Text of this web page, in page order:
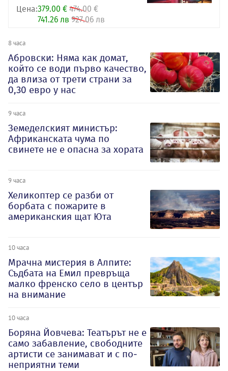
Цена:379.00 € 474.00 €
741.26 лв 927.06 лв
8 часа
Абровски: Няма как домат,
който се води първо качество,
да влиза от трети страни за
0,30 евро у нас
9 часа
Земеделският министър:
Африканската чума по
свинете не е опасна за хората
9 часа
Хеликоптер се разби от
борбата с пожарите в
американския щат Юта
10 часа
Мрачна мистерия в Алпите:
Съдбата на Емил превръща
малко френско село в център
на внимание
10 часа
Боряна Йовчева: Театърът не е
само забавление, свободните
артисти се занимават и с по-
неприятни теми